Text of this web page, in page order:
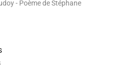
- Poème de Stéphane